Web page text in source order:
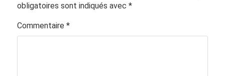
obligatoires sont indiqués avec *
Commentaire *